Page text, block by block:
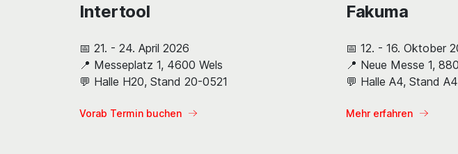
Intertool
📅 21. - 24. April 2026
📍 Messeplatz 1, 4600 Wels
💬 Halle H20, Stand 20-0521
Vorab Termin buchen
Fakuma
📅 12. - 16. Oktober
📍 Neue Messe 1,
💬 Halle A4, Stand
Mehr erfahren